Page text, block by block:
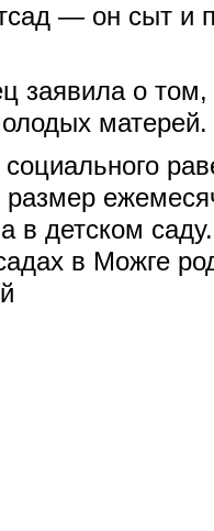
— он сыт и
заявила о
матерей.
в детском
в Можге